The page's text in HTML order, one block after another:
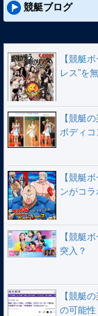
競艇ブログ
【競艇
レス”を
【競艇
ボディコ
【競艇
ンがコラ
【競艇
突入？
【競艇
の可能性